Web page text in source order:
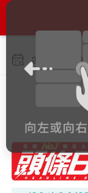
2026年8月8日